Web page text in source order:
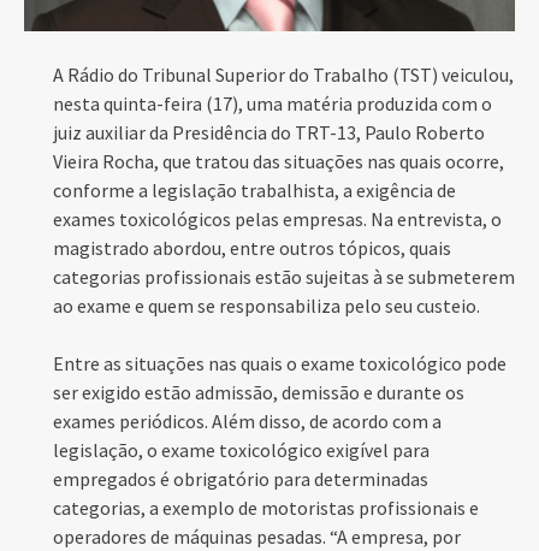
A Rádio do Tribunal Superior do Trabalho (TST) veiculou,
nesta quinta-feira (17), uma matéria produzida com o
juiz auxiliar da Presidência do TRT-13, Paulo Roberto
Vieira Rocha, que tratou das situações nas quais ocorre,
conforme a legislação trabalhista, a exigência de
exames toxicológicos pelas empresas. Na entrevista, o
magistrado abordou, entre outros tópicos, quais
categorias profissionais estão sujeitas à se submeterem
ao exame e quem se responsabiliza pelo seu custeio.
Entre as situações nas quais o exame toxicológico pode
ser exigido estão admissão, demissão e durante os
exames periódicos. Além disso, de acordo com a
legislação, o exame toxicológico exigível para
empregados é obrigatório para determinadas
categorias, a exemplo de motoristas profissionais e
operadores de máquinas pesadas. “A empresa, por